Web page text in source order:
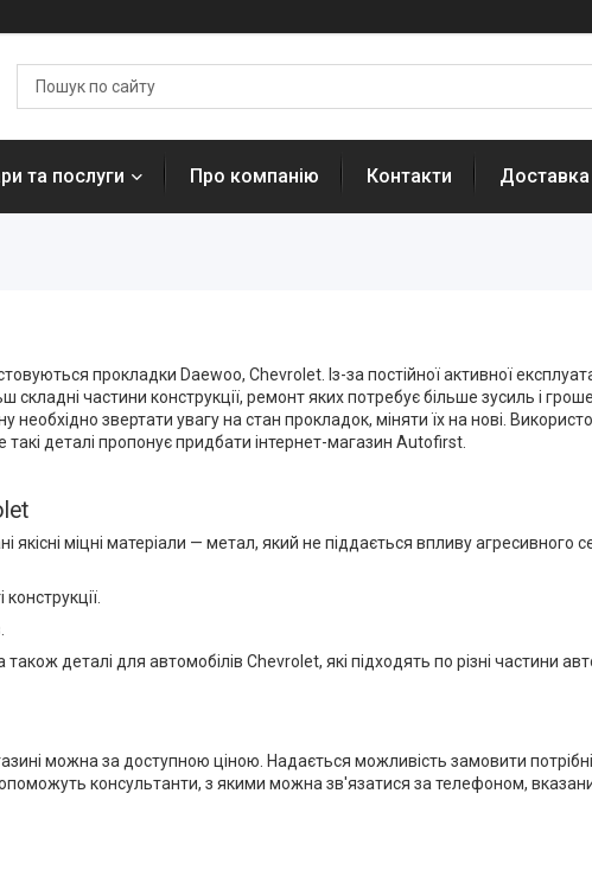
та послуги Про компанію Контакти Доставка
прокладки Daewoo, Chevrolet. Із-за постійної активної
частини конструкції, ремонт яких потребує більше зусиль і
звертати увагу на стан прокладок, міняти їх на нові.
деталі пропонує придбати інтернет-магазин Аutofirst.
міцні матеріали — метал, який не піддається впливу агресивного
деталі для автомобілів Chevrolet, які підходять по різні частини
можна за доступною ціною. Надається можливість замовити
консультанти, з якими можна зв'язатися за телефоном,